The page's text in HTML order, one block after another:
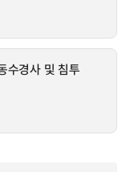
수경사 및 침투